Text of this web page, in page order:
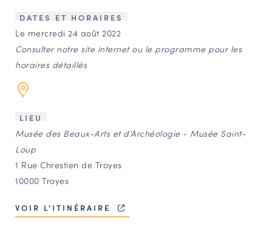
CONTACT
Agenda
Annuaire
Ressources
OFFRES D’EMPLOI ET DE STAGE
BOURSE D’ÉCHANGE
OUTILS EN LIGNE
CARTES DES NAUDIN
DATES ET HORAIRES
Le mercredi 24 août 2022
Consulter notre site internet ou le programme pour les
horaires détaillés
LIEU
Musée des Beaux-Arts et d'Archéologie - Musée Saint-
Loup
1 Rue Chrestien de Troyes
10000 Troyes
VOIR L'ITINÉRAIRE